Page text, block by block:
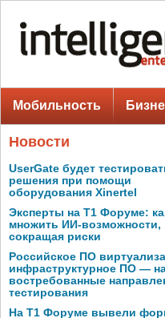
Мобильность
Новости
UserGate будет
решения при помощи
оборудования Xinertel
Эксперты на Т1 Форуме:
множить ИИ-возможности,
сокращая риски
Российское ПО
инфраструктурное ПО —
востребованные
тестирования
На Т1 Форуме вывели